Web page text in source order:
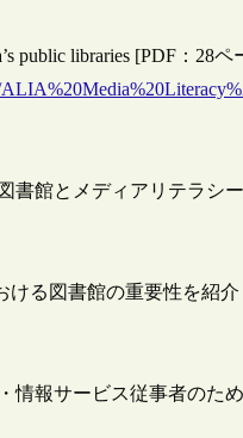
public libraries [PDF：28ペ
館とメディアリテラシ
る図書館の重要性を紹
報サービス従事者のた